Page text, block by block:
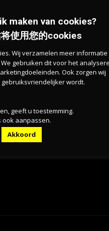
”
。
maken van cookies?
使用您的cookies
Wij verzamelen meer informatie
gebruiken dit voor het
Ook zorgen wij
wordt.
geeft u toestemming.
ook aanpassen.
Akkoord